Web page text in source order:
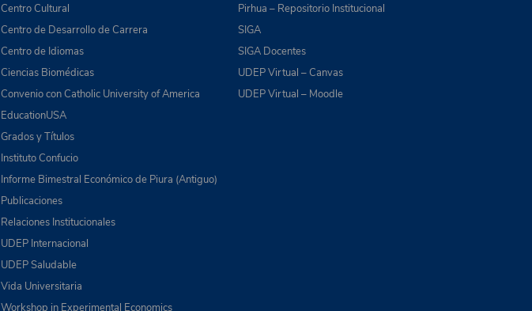
Centro Cultural
Centro de Desarrollo de Carrera
Centro de Idiomas
Ciencias Biomédicas
Convenio con Catholic University of America
EducationUSA
Grados y Títulos
Instituto Confucio
Informe Bimestral Económico de Piura (Antiguo)
Publicaciones
Relaciones Institucionales
UDEP Internacional
UDEP Saludable
Vida Universitaria
Workshop in Experimental Economics
Pirhua – Repositorio Institucional
SIGA
SIGA Docentes
UDEP Virtual – Canvas
UDEP Virtual – Moodle